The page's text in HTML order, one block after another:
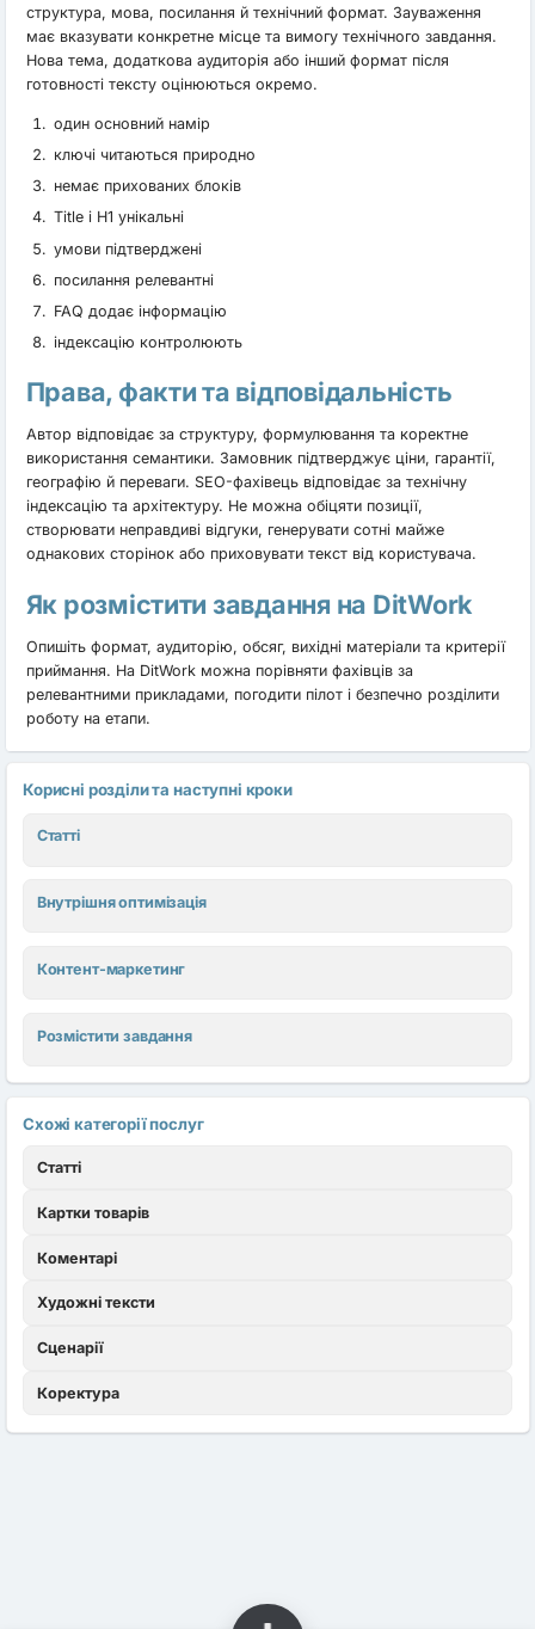
структура, мова, посилання й технічний формат. Зауваження
має вказувати конкретне місце та вимогу технічного завдання.
Нова тема, додаткова аудиторія або інший формат після
готовності тексту оцінюються окремо.
один основний намір
ключі читаються природно
немає прихованих блоків
Title і H1 унікальні
умови підтверджені
посилання релевантні
FAQ додає інформацію
індексацію контролюють
Права, факти та відповідальність
Автор відповідає за структуру, формулювання та коректне
використання семантики. Замовник підтверджує ціни, гарантії,
географію й переваги. SEO-фахівець відповідає за технічну
індексацію та архітектуру. Не можна обіцяти позиції,
створювати неправдиві відгуки, генерувати сотні майже
однакових сторінок або приховувати текст від користувача.
Як розмістити завдання на DitWork
Опишіть формат, аудиторію, обсяг, вихідні матеріали та критерії
приймання. На DitWork можна порівняти фахівців за
релевантними прикладами, погодити пілот і безпечно розділити
роботу на етапи.
Корисні розділи та наступні кроки
Статті
Внутрішня оптимізація
Контент-маркетинг
Розмістити завдання
Схожі категорії послуг
Статті
Картки товарів
Коментарі
Художні тексти
Сценарії
Коректура